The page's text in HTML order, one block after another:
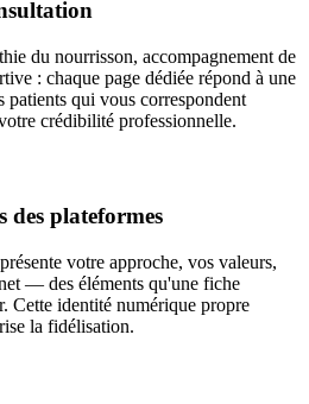
du nourrisson, accompagnement de
: chaque page dédiée répond à une
patients qui vous correspondent
crédibilité professionnelle.
des plateformes
votre approche, vos valeurs,
— des éléments qu'une fiche
Cette identité numérique propre
la fidélisation.